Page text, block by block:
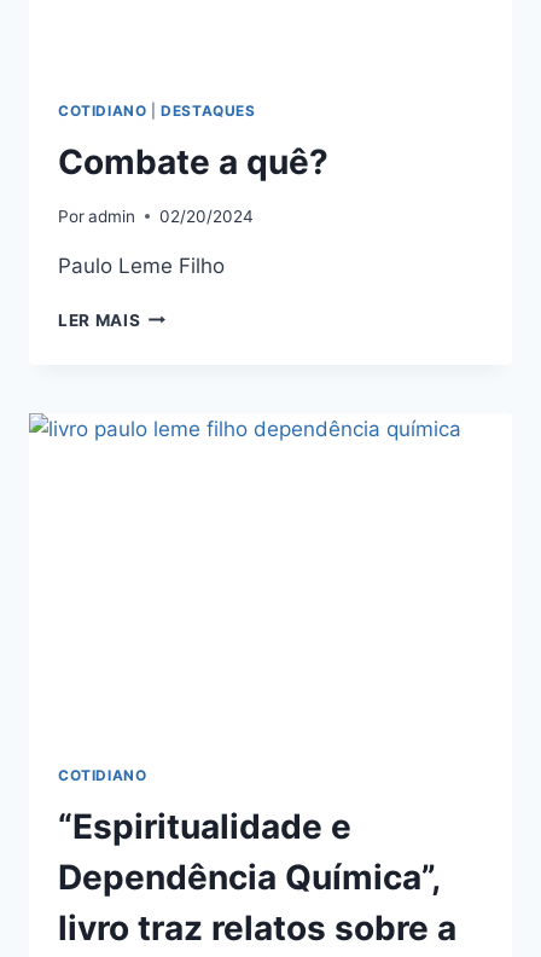
COTIDIANO |DESTAQUES
Combate a quê?
Poradmin 02/20/2024
Paulo Leme Filho
LER MAIS
COTIDIANO
“Espiritualidade e
Dependência Química”,
livro traz relatos sobre a